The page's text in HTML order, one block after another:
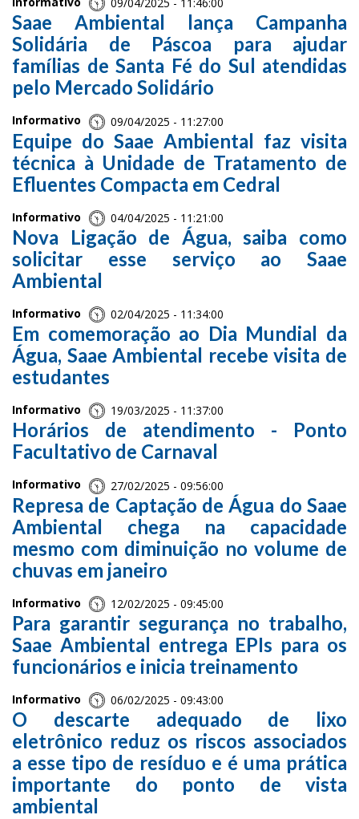
09/04/2025 - 11:46:00
Saae Ambiental lança Campanha
Solidária de Páscoa para ajudar
famílias de Santa Fé do Sul atendidas
pelo Mercado Solidário
Informativo 09/04/2025 - 11:27:00
Equipe do Saae Ambiental faz visita
técnica à Unidade de Tratamento de
Efluentes Compacta em Cedral
Informativo 04/04/2025 - 11:21:00
Nova Ligação de Água, saiba como
solicitar esse serviço ao Saae
Ambiental
Informativo 02/04/2025 - 11:34:00
Em comemoração ao Dia Mundial da
Água, Saae Ambiental recebe visita de
estudantes
Informativo 19/03/2025 - 11:37:00
Horários de atendimento - Ponto
Facultativo de Carnaval
Informativo 27/02/2025 - 09:56:00
Represa de Captação de Água do Saae
Ambiental chega na capacidade
mesmo com diminuição no volume de
chuvas em janeiro
Informativo 12/02/2025 - 09:45:00
Para garantir segurança no trabalho,
Saae Ambiental entrega EPIs para os
funcionários e inicia treinamento
Informativo 06/02/2025 - 09:43:00
O descarte adequado de lixo
eletrônico reduz os riscos associados
a esse tipo de resíduo e é uma prática
importante do ponto de vista
ambiental